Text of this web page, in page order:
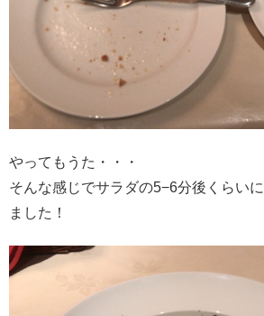
やってもうた・・・
そんな感じでサラダの5−6分後くらい
ました！